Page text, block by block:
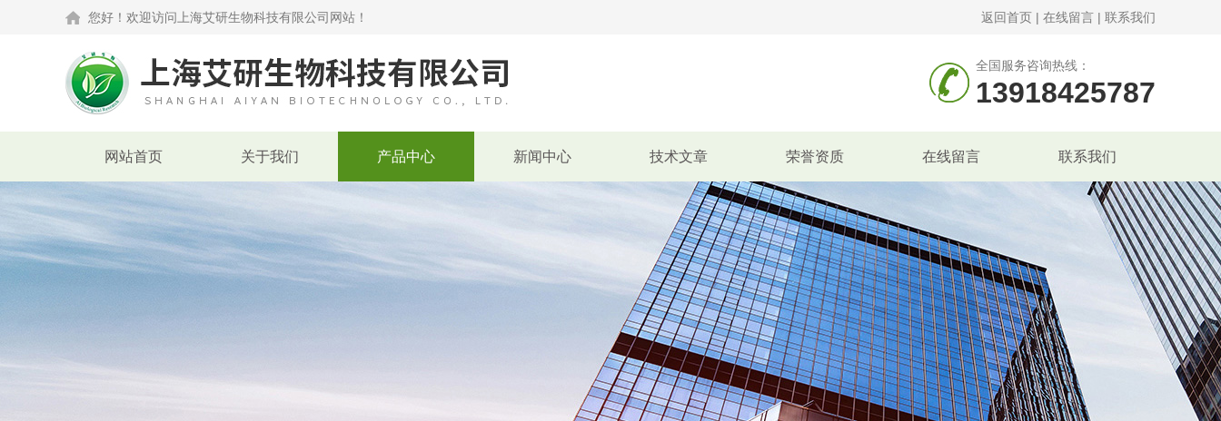
您好！欢迎访问上海艾研生物科技有限公司网站！ 返回首页 | 在线留言 | 联系我们
全国服务咨询热线：
13918425787
网站首页 关于我们 产品中心 新闻中心 技术文章 荣誉资质 在线留言 联系我们